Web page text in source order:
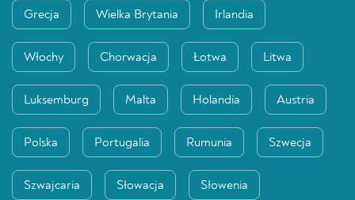
Grecja Wielka Brytania Irlandia
Włochy Chorwacja Łotwa Litwa
Luksemburg Malta Holandia Austria
Polska Portugalia Rumunia Szwecja
Szwajcaria Słowacja Słowenia